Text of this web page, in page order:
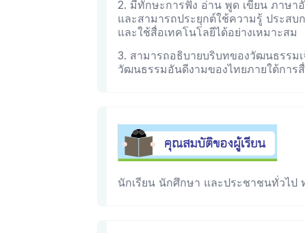
2. มีทักษะการฟัง อ่าน พูด เขียน ภาษ
และสามารถประยุกต์ใช้ความรู้ ประส
และใช้สื่อเทคโนโลยีได้อย่างเหมาะสม
3. สามารถอธิบายบริบทของวัฒนธรรม
วัฒนธรรมอันดีงามของไทยภายใต้การ
นักเรียน นักศึกษา และประชาชนทั่วไป